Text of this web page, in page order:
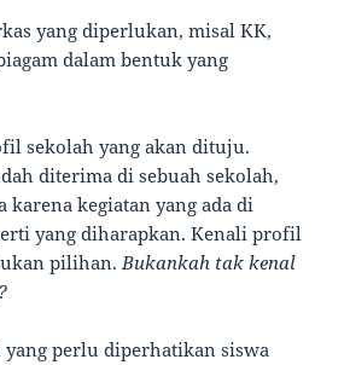
yang diperlukan, misal KK,
dalam bentuk yang
sekolah yang akan dituju.
diterima di sebuah sekolah,
karena kegiatan yang ada di
yang diharapkan. Kenali profil
pilihan.Bukankah tak kenal
perlu diperhatikan siswa